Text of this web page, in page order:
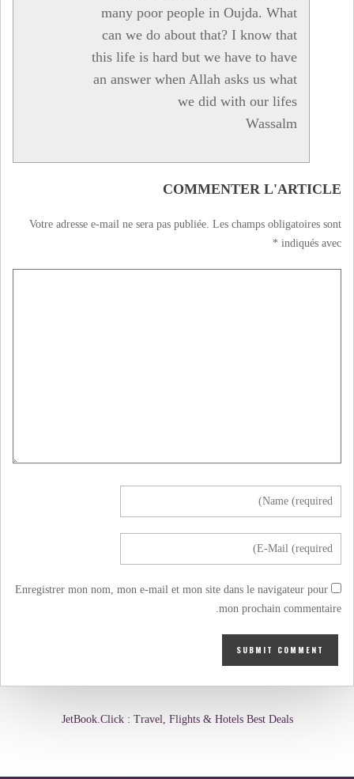
many poor people in Oujda. What
can we do about that? I know that
this life is hard but we have to have
an answer when Allah asks us what
we did with our lifes
Wassalm
COMMENTER L'ARTICLE
Votre adresse e-mail ne sera pas publiée. Les champs obligatoires sont
indiqués avec
*
Enregistrer mon nom, mon e-mail et mon site dans le navigateur pour
mon prochain commentaire.
JetBook.Click : Travel, Flights & Hotels Best Deals